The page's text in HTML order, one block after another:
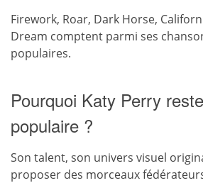
Firework, Roar, Dark Horse,
Dream comptent parmi ses
populaires.
Pourquoi Katy Perry
populaire ?
Son talent, son univers visuel
proposer des morceaux